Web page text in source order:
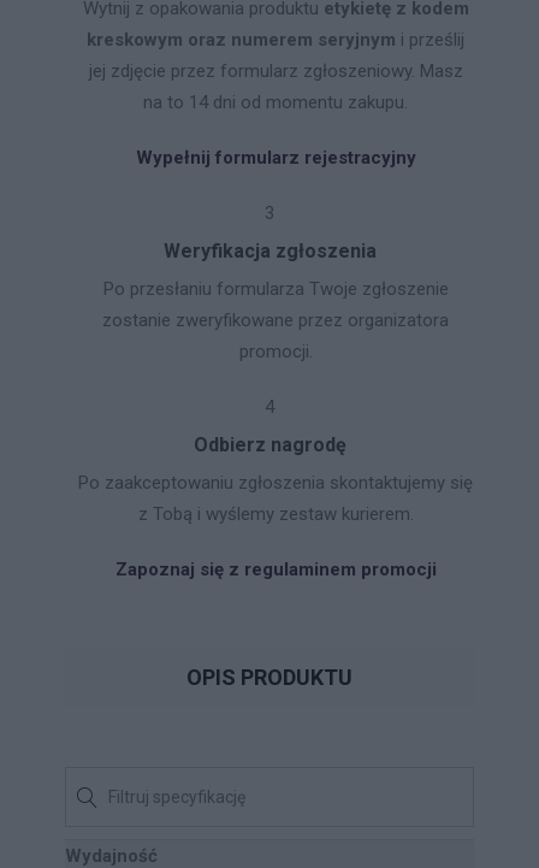
Wytnij z opakowania produktu etykietę z kodem
kreskowym oraz numerem seryjnym i prześlij
jej zdjęcie przez formularz zgłoszeniowy. Masz
na to 14 dni od momentu zakupu.
Wypełnij formularz rejestracyjny
3
Weryfikacja zgłoszenia
Po przesłaniu formularza Twoje zgłoszenie
zostanie zweryfikowane przez organizatora
promocji.
4
Odbierz nagrodę
Po zaakceptowaniu zgłoszenia skontaktujemy się
z Tobą i wyślemy zestaw kurierem.
Zapoznaj się z regulaminem promocji
OPIS PRODUKTU
Wydajność